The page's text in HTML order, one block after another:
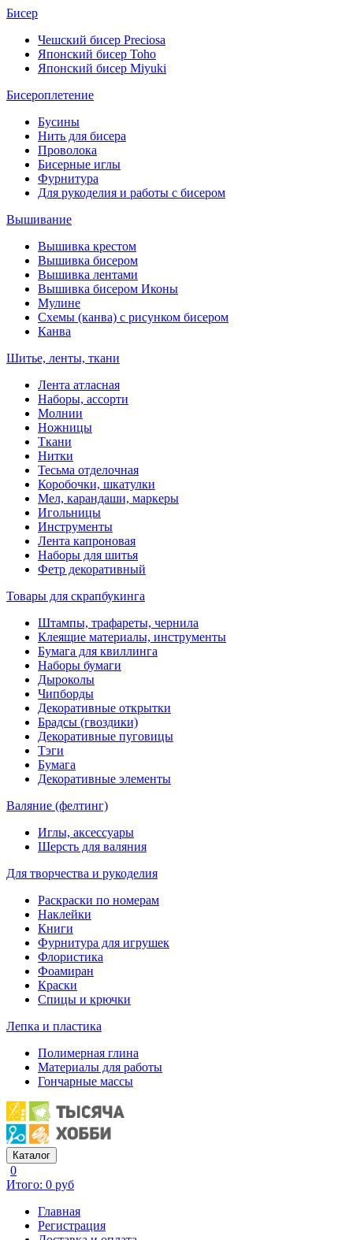
Бисер
Чешский бисер Preciosa
Японский бисер Toho
Японский бисер Miyuki
Бисероплетение
Бусины
Нить для бисера
Проволока
Бисерные иглы
Фурнитура
Для рукоделия и работы с бисером
Вышивание
Вышивка крестом
Вышивка бисером
Вышивка лентами
Вышивка бисером Иконы
Мулине
Схемы (канва) с рисунком бисером
Канва
Шитье, ленты, ткани
Лента атласная
Наборы, ассорти
Молнии
Ножницы
Ткани
Нитки
Тесьма отделочная
Коробочки, шкатулки
Мел, карандаши, маркеры
Игольницы
Инструменты
Лента капроновая
Наборы для шитья
Фетр декоративный
Товары для скрапбукинга
Штампы, трафареты, чернила
Клеящие материалы, инструменты
Бумага для квиллинга
Наборы бумаги
Дыроколы
Чипборды
Декоративные открытки
Брадсы (гвоздики)
Декоративные пуговицы
Тэги
Бумага
Декоративные элементы
Валяние (фелтинг)
Иглы, аксессуары
Шерсть для валяния
Для творчества и рукоделия
Раскраски по номерам
Наклейки
Книги
Фурнитура для игрушек
Флористика
Фоамиран
Краски
Спицы и крючки
Лепка и пластика
Полимерная глина
Материалы для работы
Гончарные массы
Каталог
0
Итого: 0 руб
Главная
Регистрация